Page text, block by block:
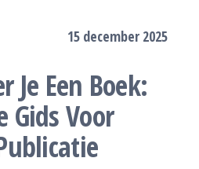
15 december 2025
Je Een Boek:
Gids Voor